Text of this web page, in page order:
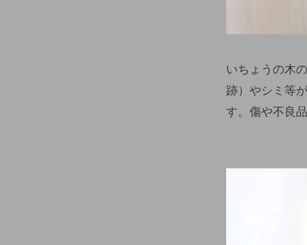
いちょうの木
跡）やシミ等
す。傷や不良